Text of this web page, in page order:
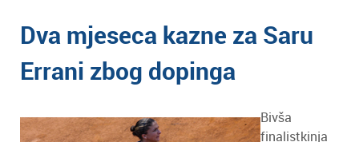
Dva mjeseca kazne za Saru
Errani zbog dopinga
Bivša
finalistkinja